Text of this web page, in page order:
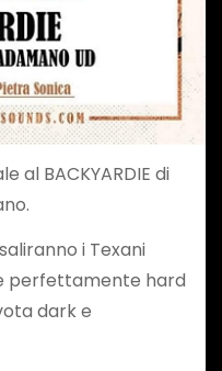
al BACKYARDIE di
i Texani
perfettamente hard
dark e